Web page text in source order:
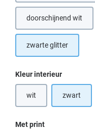
doorschijnend wit
(Deze optie is
zwarte glitter
Selecteer
Kleur interieur
wit(Deze optie iszwart
Selecteer
Met print